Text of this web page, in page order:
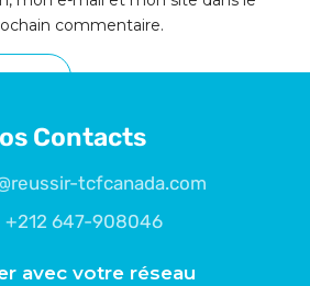
commentaire.
Contacts
tcfcanada.com
+212 647-908046
avec votre réseau